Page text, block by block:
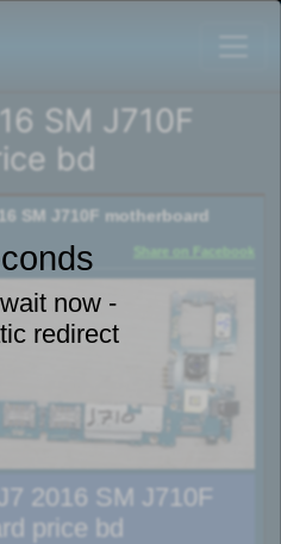
SM J710F
bd
now -
redirect
SM J710F motherboard
Share on Facebook
2016 SM J710F
price bd